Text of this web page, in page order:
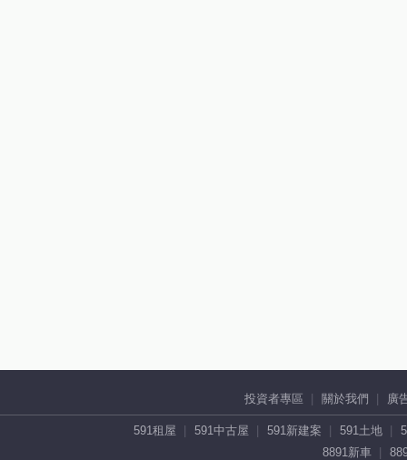
投資者專區 關於我們 廣
591租屋 591中古屋 591新建案 591土地
8891新車